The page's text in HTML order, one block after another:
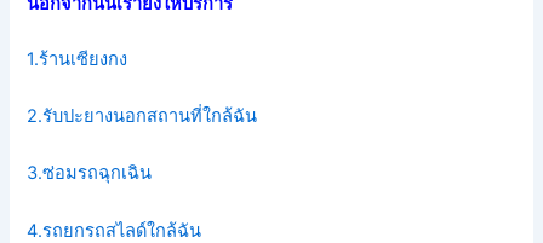
1.ร้านเซียงกง
2.รับปะยางนอกสถานที่ใกล้ฉัน
3.ซ่อมรถฉุกเฉิน
4.รถยกรถสไลด์ใกล้ฉัน